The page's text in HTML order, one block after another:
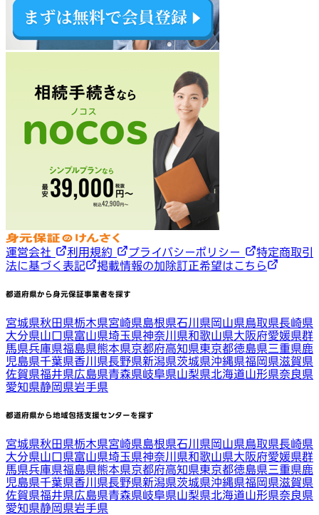
運営会社 利用規約 プライバシーポリシー
特定商取引
法に基づく表記
掲載情報の加除訂正希望はこちら
都道府県から身元保証事業者を探す
宮城県秋田県栃木県宮崎県島根県石川県岡山県鳥取県長崎県
大分県山口県富山県埼玉県神奈川県和歌山県大阪府愛媛県群
馬県兵庫県福島県熊本県京都府高知県東京都徳島県三重県鹿
児島県千葉県香川県長野県新潟県茨城県沖縄県福岡県滋賀県
佐賀県福井県広島県青森県岐阜県山梨県北海道山形県奈良県
愛知県静岡県岩手県
都道府県から地域包括支援センターを探す
宮城県秋田県栃木県宮崎県島根県石川県岡山県鳥取県長崎県
大分県山口県富山県埼玉県神奈川県和歌山県大阪府愛媛県群
馬県兵庫県福島県熊本県京都府高知県東京都徳島県三重県鹿
児島県千葉県香川県長野県新潟県茨城県沖縄県福岡県滋賀県
佐賀県福井県広島県青森県岐阜県山梨県北海道山形県奈良県
愛知県静岡県岩手県